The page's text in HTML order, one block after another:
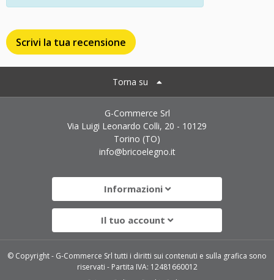
Scrivi la tua recensione
Torna su
G-Commerce Srl
Via Luigi Leonardo Colli, 20 - 10129
Torino (TO)
info@bricoelegno.it
Informazioni
Il tuo account
© Copyright - G-Commerce Srl tutti i diritti sui contenuti e sulla grafica sono
riservati - Partita IVA: 12481660012